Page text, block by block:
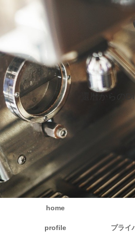
還暦からの
home
profile プライ